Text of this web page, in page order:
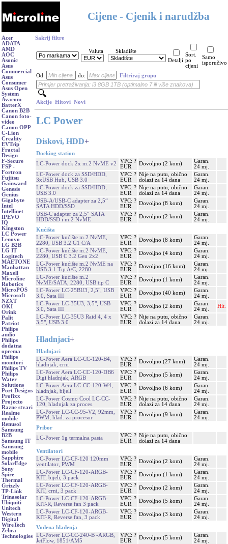
Cijene - Cjenik i narudžba
Acer
ADATA
AMD
AOC
Asonic
Asus
Commercial
Asus
Consumer
Asus Open
System
Avacom
BatterX
Canon B2B
Canon foto-
video
Canon OPP
C-Lion
Creality
EVTrip
Fractal
Design
F-Secure
FSP -
Fortron
Fujitsu
Gainward
Genesis
Genius
Gigabyte
Intel
Intellinet
IPEVO
IQ
Kingston
LC Power
Lenovo
LG B2B
LG IT
Logitech
MAETONE
Manhattan
Maxell
Microline
Robotics
MicroPOS
Microsoft
NZXT
OKI
Orink
Palit
Patriot
Philips
audio
Philips
dodatna
oprema
Philips
monitori
Philips TV
Philips
Water
Solutions
Port Designs
Profixx
Projecto
Razne stvari
Realme
mobile
Renusol
Samsung
B2B
Samsung IT
Samsung
mobile
Sapphire
SolarEdge
Sony
Spire
Thermal
Grizzly
TP-Link
Trinasolar
Ubiquiti
Unitech
Western
Digital
WireTech
Zebra
Technologies
Sakrij filtre
Valuta
Skladište
Detalji
Sort.
po
cijeni
Samo
isporučivo
Od: do: Filtriraj grupu
Akcije Hitovi Novi
LC Power
Diskovi, HDD+
Docking station
LC-Power dock 2x m.2 NvME v2
VPC: ?
EUR
Dovoljno (2 kom)
Garan.
24 mj.
LC-Power dock za SSD/HDD,
3xUSB Hub, USB 3.0
VPC: ?
EUR
Nije na putu, obično
dolazi za 14 dana
Garan.
24 mj.
LC-Power dock za SSD/HDD,
USB 3.0
VPC: ?
EUR
Nije na putu, obično
dolazi za 14 dana
Garan.
24 mj.
USB-A/USB-C adapter za 2,5“
SATA HDD/SSD
VPC: ?
EUR
Dovoljno (8 kom)
Garan.
24 mj.
USB-C adapter za 2,5“ SATA
HDD/SSD i m.2 NvME
VPC: ?
EUR
Dovoljno (2 kom)
Garan.
24 mj.
Kućišta
LC-Power kućište m.2 NvME,
2280, USB 3.2 G1 C/A
VPC: ?
EUR
Dovoljno (8 kom)
Garan.
24 mj.
LC-Power kućište m.2 NvME,
2280, USB C 3.2 Gen 2x2
VPC: ?
EUR
Dovoljno (4 kom)
Garan.
24 mj.
LC-Power kućište m.2 NvME na
USB 3.1 Tip A/C, 2280
VPC: ?
EUR
Dovoljno (16 kom)
Garan.
24 mj.
LC-Power kućište m.2
NvME/SATA, 2280, USB tip C
VPC: ?
EUR
Dovoljno (1 kom)
Garan.
24 mj.
LC-Power LC-25BU3, 2,5", USB
3.0, Sata III
VPC: ?
EUR
Dovoljno (40 kom)
Garan.
24 mj.
LC-Power LC-35U3, 3,5", USB
3.0, Sata III
VPC: ?
EUR
Dovoljno (2 kom)
Garan.
24 mj.
Hit.
LC-Power LC-35U3 Raid 4, 4 x
3,5", USB 3.0
VPC: ?
EUR
Nije na putu, obično
dolazi za 14 dana
Garan.
24 mj.
Hladnjaci+
Hladnjaci
LC-Power Aera LC-CC-120-B4,
hladnjak, crni
VPC: ?
EUR
Dovoljno (27 kom)
Garan.
24 mj.
LC-Power Aera LC-CC-120-DB6
Digi hladnjak, ARGB
VPC: ?
EUR
Dovoljno (5 kom)
Garan.
24 mj.
LC-Power Aera LC-CC-120-W4,
hladnjak, bijeli
VPC: ?
EUR
Dovoljno (6 kom)
Garan.
24 mj.
LC-Power Cosmo Cool LC-CC-
120, hladnjak za proces.
VPC: ?
EUR
Nije na putu, obično
dolazi za 14 dana
Garan.
24 mj.
LC-Power LC-CC-95-V2, 92mm,
PWM, hlad. za procesor
VPC: ?
EUR
Dovoljno (9 kom)
Garan.
24 mj.
Pribor
LC-Power 1g termalna pasta
VPC: ?
EUR
Nije na putu, obično
dolazi za 14 dana
Ventilatori
LC-Power LC-CF-120 120mm
ventilator, PWM
VPC: ?
EUR
Dovoljno (2 kom)
Garan.
24 mj.
LC-Power LC-CF-120-ARGB-
KIT, bijeli, 3 pack
VPC: ?
EUR
Dovoljno (1 kom)
Garan.
24 mj.
LC-Power LC-CF-120-ARGB-
KIT, crni, 3 pack
VPC: ?
EUR
Dovoljno (2 kom)
Garan.
24 mj.
LC-Power LC-CF-120-ARGB-
KIT-R, Reverse fan 3 pack
VPC: ?
EUR
Dovoljno (5 kom)
Garan.
24 mj.
LC-Power LC-CF-120-ARGB-
KIT-R, Reverse fan, 3 pack
VPC: ?
EUR
Dovoljno (3 kom)
Garan.
24 mj.
Vodena hlađenja
LC-Power LC-CC-240-B -ARGB,
JetFlow, 1851/AM5
VPC: ?
EUR
Dovoljno (5 kom)
Garan.
24 mj.